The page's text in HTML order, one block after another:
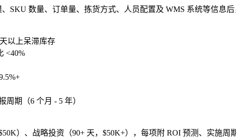
SKU 数量、订单量、拣货方式、人员配置及 WMS 系统等信息
以上呆滞库存
<40%
期（6 个月 - 5 年）
）、战略投资（90+ 天，$50K+），每项附 ROI 预测、实施周